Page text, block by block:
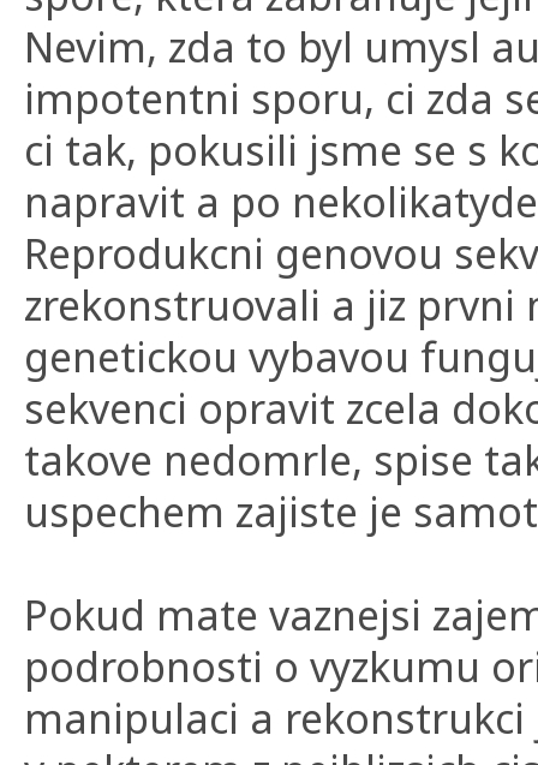
Nevim, zda to byl umysl
impotentni sporu, ci zda
ci tak, pokusili jsme se s
napravit a po
Reprodukcni genovou
zrekonstruovali a jiz prvni
genetickou vybavou
sekvenci opravit zcela
takove nedomrle, spise
uspechem zajiste je
Pokud mate vaznejsi
podrobnosti o vyzkumu
manipulaci a